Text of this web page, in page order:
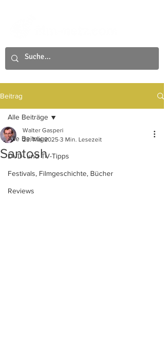
Beitrag
Alle Beiträge
DVD- und TV-Tipps
Festivals, Filmgeschichte, Bücher
Reviews
Alle Beiträge
Santosh
Walter Gasperi
23. Mai 2025 3 Min. Lesezeit